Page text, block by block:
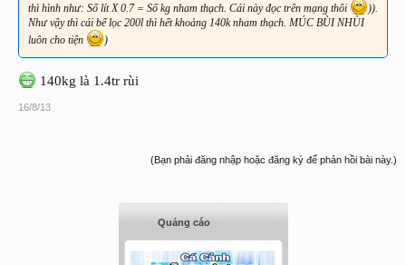
thì hình như: Số lít X 0.7 = Số kg nham thạch. Cái này đọc trên mạng thôi
)).
Như vậy thì cái bể lọc 200l thì hết khoảng 140k nham thạch. MÚC BÙI NHÙI
luôn cho tiện
)
140kg là 1.4tr rùi
16/8/13
(Bạn phải đăng nhập hoặc đăng ký để phản hồi bài này.)
Quảng cáo